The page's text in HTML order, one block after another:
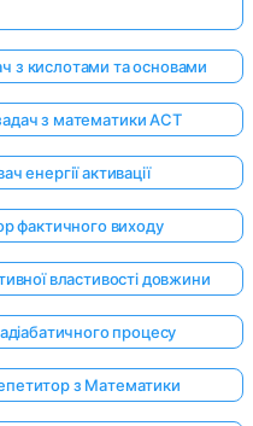
з кислотами та основами
з математики ACT
енергії активації
фактичного виходу
властивості довжини
процесу
з Математики